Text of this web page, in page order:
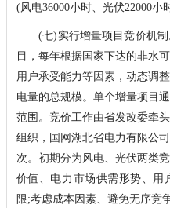
(风电36000小时、光伏22000小
(七)实行增量项目竞价机制
目，每年根据国家下达的非水
用户承受能力等因素，动态调
电量的总规模。单个增量项目
范围。竞价工作由省发改委牵
组织，国网湖北省电力有限公
次。初期分为风电、光伏两类
价值、电力市场供需形势、用
限;考虑成本因素、避免无序竞